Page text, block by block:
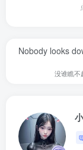
Nobody looks
没谁瞧不